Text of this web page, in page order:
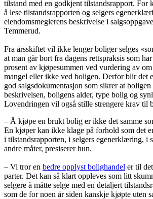
tilstand med en godkjent tilstandsrapport. For
å lese tilstandsrapporten og selgers
eiendomsmeglerens beskrivelse i
Temmerud.
Fra årsskiftet vil ikke lenger boliger selges
at man går bort fra dagens rettspraksis som
prosent av kjøpesummen ved vurdering av
mangel eller ikke ved boligen. Derfor blir det
god salgsdokumentasjon som sikrer at
beskrivelsen, boligens alder, type bolig og
Lovendringen vil også stille strengere krav til
– Å kjøpe en brukt bolig er ikke det samme
En kjøper kan ikke klage på forhold som det
i tilstandsrapporten, i selgers egenerklæring, i
andre måter, presiserer hun.
– Vi tror en bedre opplyst bolighandel er til
parter. Det kan så klart oppleves som litt
selgere å måtte selge med en detaljert
som de for noen år siden kanskje kjøpte uten